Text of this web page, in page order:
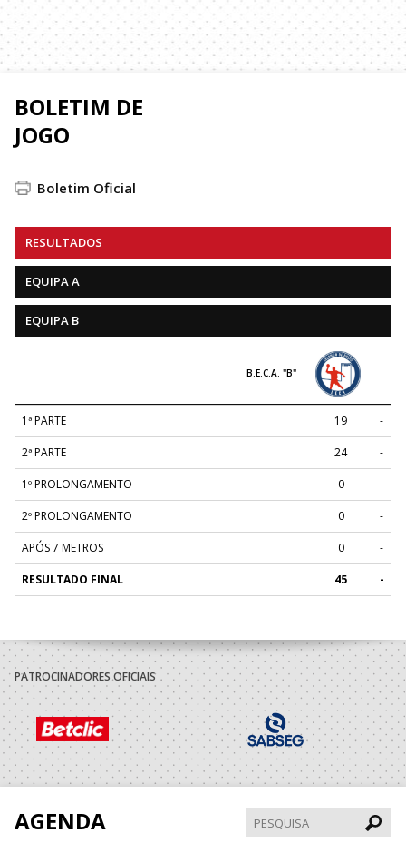
BOLETIM DE
JOGO
Boletim Oficial
RESULTADOS
EQUIPA A
EQUIPA B
B.E.C.A. "B"
1ª PARTE 19 -
2ª PARTE 24 -
1º PROLONGAMENTO 0 -
2º PROLONGAMENTO 0 -
APÓS 7 METROS 0 -
RESULTADO FINAL 45 -
PATROCINADORES OFICIAIS
AGENDA